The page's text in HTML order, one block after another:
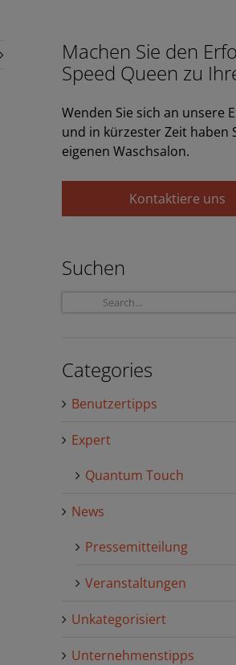
Machen Sie den
Speed Queen zu
Wenden Sie sich an unsere
und in kürzester Zeit haben
eigenen Waschsalon.
Kontaktiere uns
Suchen
Categories
Benutzertipps
Expert
Quantum Touch
News
Pressemitteilung
Veranstaltungen
Unkategorisiert
Unternehmenstipps